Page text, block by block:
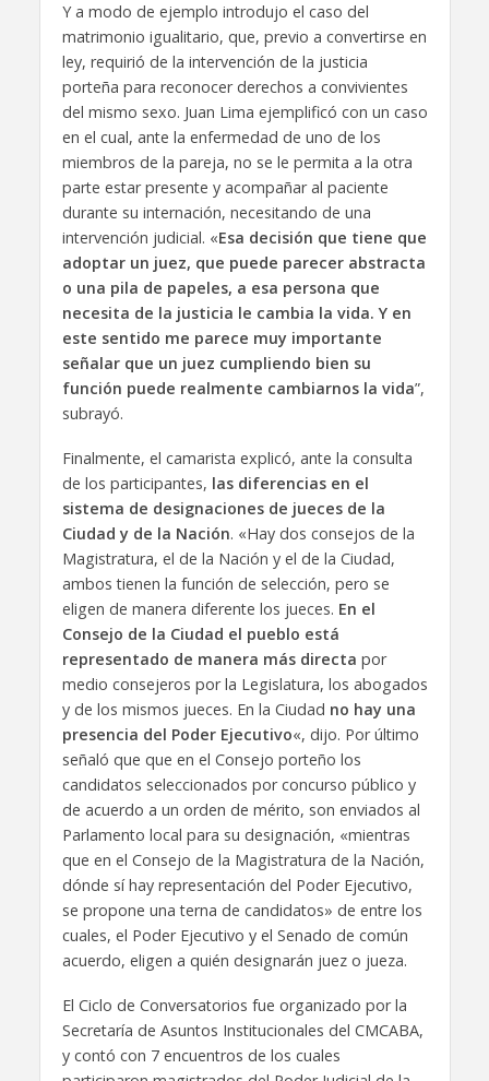
Y a modo de ejemplo introdujo el caso del
matrimonio igualitario, que, previo a convertirse en
ley, requirió de la intervención de la justicia
porteña para reconocer derechos a convivientes
del mismo sexo. Juan Lima ejemplificó con un caso
en el cual, ante la enfermedad de uno de los
miembros de la pareja, no se le permita a la otra
parte estar presente y acompañar al paciente
durante su internación, necesitando de una
intervención judicial. «Esa decisión que tiene que
adoptar un juez, que puede parecer abstracta
o una pila de papeles, a esa persona que
necesita de la justicia le cambia la vida. Y en
este sentido me parece muy importante
señalar que un juez cumpliendo bien su
función puede realmente cambiarnos la vida”,
subrayó.
Finalmente, el camarista explicó, ante la consulta
de los participantes, las diferencias en el
sistema de designaciones de jueces de la
Ciudad y de la Nación. «Hay dos consejos de la
Magistratura, el de la Nación y el de la Ciudad,
ambos tienen la función de selección, pero se
eligen de manera diferente los jueces. En el
Consejo de la Ciudad el pueblo está
representado de manera más directa por
medio consejeros por la Legislatura, los abogados
y de los mismos jueces. En la Ciudad no hay una
presencia del Poder Ejecutivo«, dijo. Por último
señaló que que en el Consejo porteño los
candidatos seleccionados por concurso público y
de acuerdo a un orden de mérito, son enviados al
Parlamento local para su designación, «mientras
que en el Consejo de la Magistratura de la Nación,
dónde sí hay representación del Poder Ejecutivo,
se propone una terna de candidatos» de entre los
cuales, el Poder Ejecutivo y el Senado de común
acuerdo, eligen a quién designarán juez o jueza.
El Ciclo de Conversatorios fue organizado por la
Secretaría de Asuntos Institucionales del CMCABA,
y contó con 7 encuentros de los cuales